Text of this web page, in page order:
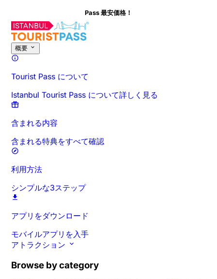
Pass 最安価格！
概要
Tourist Pass について
Istanbul Tourist Pass について詳しく見る
含まれる内容
含まれる特典をすべて確認
利用方法
シンプルな3ステップ
アプリをダウンロード
モバイルアプリを入手
アトラクション
Browse by category
このアクティビティについて 概要 時間と所要時間